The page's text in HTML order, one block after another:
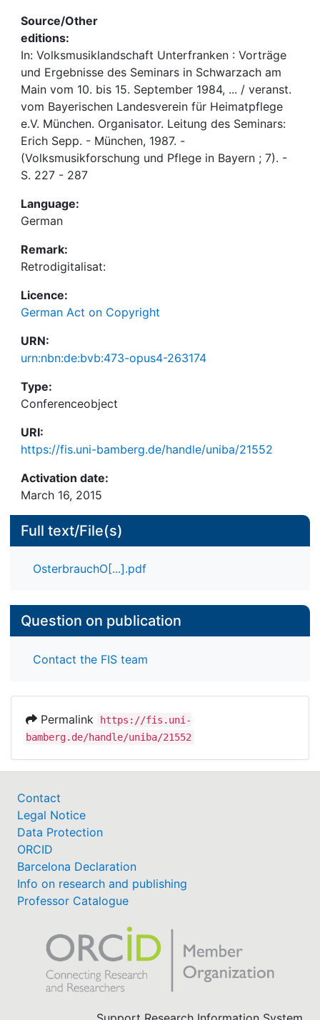
Source/Other
editions:
In: Volksmusiklandschaft Unterfranken : Vorträge
und Ergebnisse des Seminars in Schwarzach am
Main vom 10. bis 15. September 1984, ... / veranst.
vom Bayerischen Landesverein für Heimatpflege
e.V. München. Organisator. Leitung des Seminars:
Erich Sepp. - München, 1987. -
(Volksmusikforschung und Pflege in Bayern ; 7). -
S. 227 - 287
Language:
German
Remark:
Retrodigitalisat:
Licence:
German Act on Copyright
URN:
urn:nbn:de:bvb:473-opus4-263174
Type:
Conferenceobject
URI:
https://fis.uni-bamberg.de/handle/uniba/21552
Activation date:
March 16, 2015
Full text/File(s)
OsterbrauchO[...].pdf
Question on publication
Contact the FIS team
Permalink
https://fis.uni-
bamberg.de/handle/uniba/21552
Contact
Legal Notice
Data Protection
ORCID
Barcelona Declaration
Info on research and publishing
Professor Catalogue